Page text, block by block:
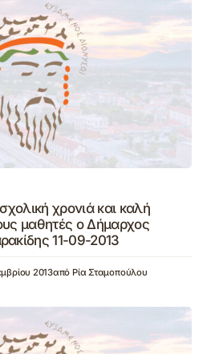
χρονιά και καλή
μαθητές ο Δήμαρχος
11-09-2013
2013από Ρία Σταμοπούλου